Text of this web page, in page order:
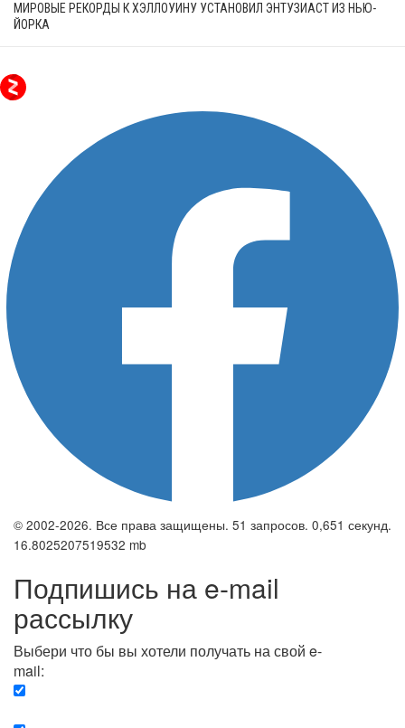
МИРОВЫЕ РЕКОРДЫ К ХЭЛЛОУИНУ УСТАНОВИЛ ЭНТУЗИАСТ ИЗ НЬЮ-
ЙОРКА
© 2002-2026. Все права защищены. 51 запросов. 0,651 секунд.
16.8025207519532 mb
Подпишись на e-mail
рассылку
Выбери что бы вы хотели получать на свой e-
mail: